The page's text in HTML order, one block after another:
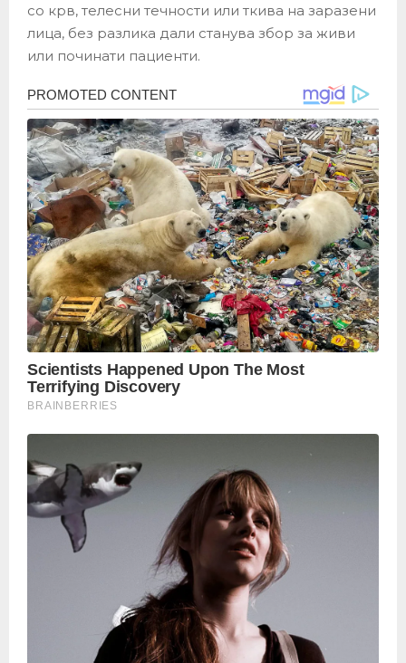
со крв, телесни течности или ткива на заразени
лица, без разлика дали станува збор за живи
или починати пациенти.